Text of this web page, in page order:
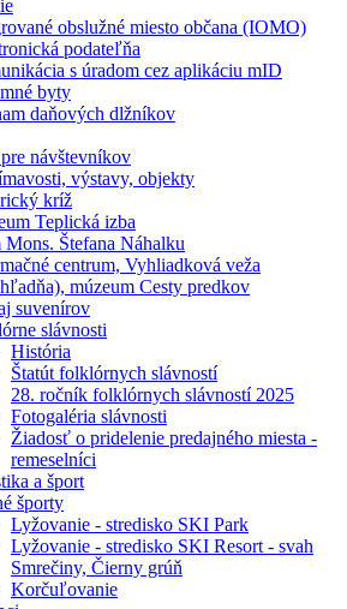
obslužné miesto občana (IOMO)
podateľňa
s úradom cez aplikáciu mID
byty
daňových dlžníkov
návštevníkov
výstavy, objekty
kríž
Teplická izba
Mons. Štefana Náhalku
centrum, Vyhliadková veža
múzeum Cesty predkov
suvenírov
slávnosti
História
Štatút folklórnych slávností
28. ročník folklórnych slávností 2025
Fotogaléria slávnosti
Žiadosť o pridelenie predajného miesta -
remeselníci
a šport
športy
Lyžovanie - stredisko SKI Park
Lyžovanie - stredisko SKI Resort - svah
Smrečiny, Čierny grúň
Korčuľovanie